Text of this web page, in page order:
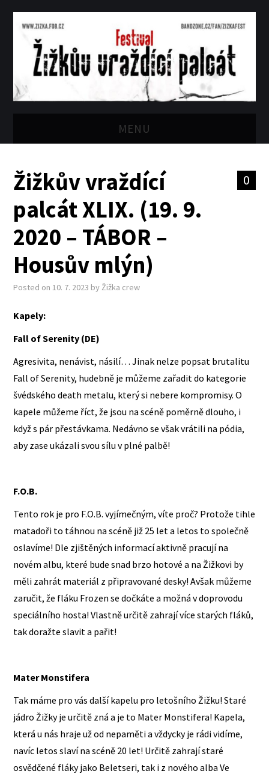
MENU
AKTUÁLNĚ
ROČNÍKY
KONTAKTY
GUESTBOOK
VSTUPENKY
0
Žižkův vraždící
palcát XLIX. (19. 9.
2020 – TÁBOR –
Housův mlýn)
Posted on10. 7. 2023 byŽižka crew
Kapely:
Fall of Serenity (DE)
Agresivita, nenávist, násilí… Jinak nelze popsat brutalitu
Fall of Serenity, hudebně je můžeme zařadit do kategorie
švédského death metalu, který si nebere kompromisy. O
kapele můžeme říct, že jsou na scéně poměrně dlouho, i
když s pár přestávkama. Nedávno se však vrátili na pódia,
aby zase ukázali svou sílu v plné palbě!
F.O.B.
Tento rok je pro F.O.B. vyjímečným, víte proč? Protože tihle
matadoři to táhnou na scéně již 25 let a letos to společně
oslavíme! Dle zjištěných informací aktivně pracují na
novém albu, které bude snad brzo hotové a na Žižkovi by
měli zahrát materiál z připravované desky! Avšak můžeme
zaručit, že fláku Frozen se dočkáte a možná v doprovodu
speciálního hosta! Vlastně určitě zahrají více starých fláků,
tak doražte slavit a pařit!
Mater Monstifera
Tak máme pro vás další kapelu pro letošního Žižku! Staré
jádro Žižky je určitě zná a je to Mater Monstifera! Kapela,
která u nás hraje už od nepaměti a vždycky je rádi vidíme,
navíc letos slaví na scéně 20 let! Určitě zahrají staré
osvědčené fláky jako Beletseri, tak i z nového alba Ve